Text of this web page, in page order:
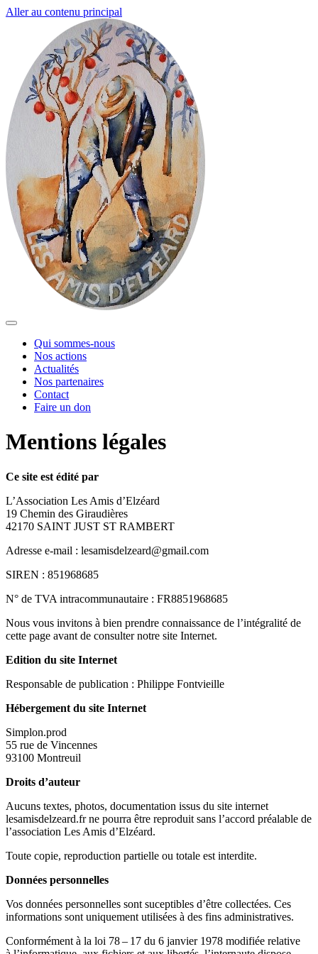
Aller au contenu principal
Qui sommes-nous
Nos actions
Actualités
Nos partenaires
Contact
Faire un don
Mentions légales
Ce site est édité par
L’Association Les Amis d’Elzéard
19 Chemin des Giraudières
42170 SAINT JUST ST RAMBERT
Adresse e‑mail : lesamisdelzeard@​gmail.​com
SIREN : 851968685
N° de TVA intracommunautaire : FR8851968685
Nous vous invitons à bien prendre connaissance de l’intégralité de
cette page avant de consulter notre site Internet.
Edition du site Internet
Responsable de publication : Philippe Fontvieille
Hébergement du site Internet
Simplon.prod
55 rue de Vincennes
93100 Montreuil
Droits d’auteur
Aucuns textes, photos, documentation issus du site internet
lesamisdelzeard​.fr ne pourra être reproduit sans l’accord préalable de
l’association Les Amis d’Elzéard.
Toute copie, reproduction partielle ou totale est interdite.
Données personnelles
Vos données personnelles sont suceptibles d’être collectées. Ces
informations sont uniquement utilisées à des fins administratives.
Conformément à la loi 78– 17 du 6 janvier 1978 modifiée relative